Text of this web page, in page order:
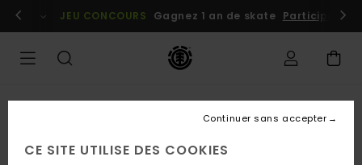
l'information
Se connecter / s'inscrire
JEU CONCOURS Gagnez 1 an de skate Participez
CE SITE UTILISE DES COOKIES
Continuer sans accepter